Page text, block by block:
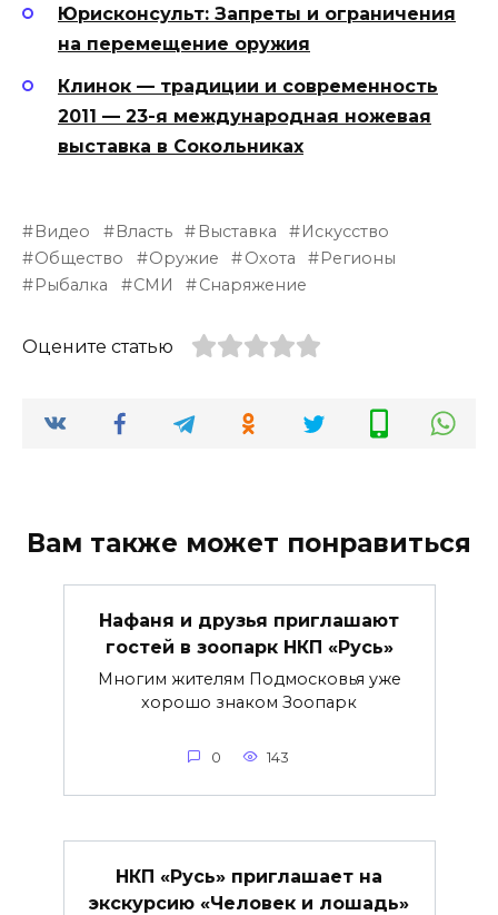
Юрисконсульт: Запреты и ограничения
на перемещение оружия
Клинок — традиции и современность
2011 — 23-я международная ножевая
выставка в Сокольниках
Видео Власть Выставка
Искусство
Общество
Оружие Охота
Регионы
Рыбалка
СМИ Снаряжение
Оцените статью
Вам также может понравиться
Нафаня и друзья приглашают
гостей в зоопарк НКП «Русь»
Многим жителям Подмосковья уже
хорошо знаком Зоопарк
0 143
НКП «Русь» приглашает на
экскурсию «Человек и лошадь»